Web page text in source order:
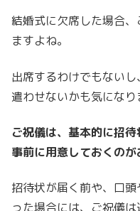
結婚式に欠席した場合
ますよね。
出席するわけでもない
遣わせないかも気になり
ご祝儀は、基本的に招待
事前に用意しておくのが
招待状が届く前や、口
った場合には、ご祝儀